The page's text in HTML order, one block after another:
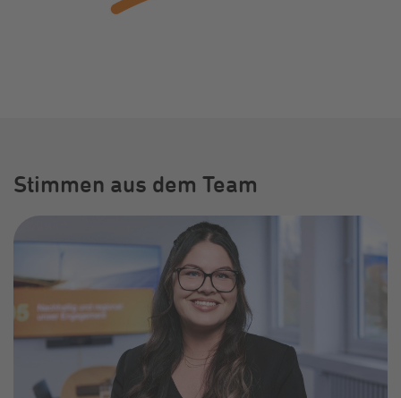
Stimmen aus dem Team
Semina aus dem Center Recht und Versicherungen:
„Hier im Konzern zu arbeiten, bedeutet für mich, Teil
eines zukunftssicheren Arbeitgebers mit flexiblen
Arbeitszeiten und starken Benefits zu sein. Besonders
schätze ich den offenen Umgang und den starken
Teamzusammenhalt – hier unterstützt man sich
gegenseitig. Und nicht zu vergessen: Gemeinsam
arbeiten, aber auch gemeinsam feiern funktioniert hier
richtig gut.“